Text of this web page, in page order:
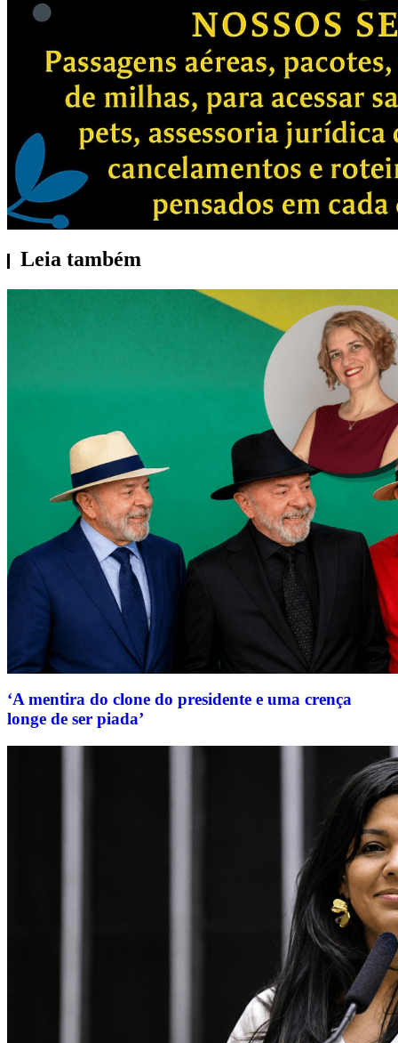
Leia também
‘A mentira do clone do presidente e uma crença
longe de ser piada’